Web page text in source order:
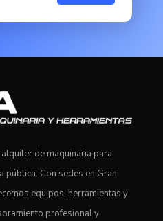
de maquinaria para
pública. Con sedes en Gran
equipos, herramientas y
profesional y